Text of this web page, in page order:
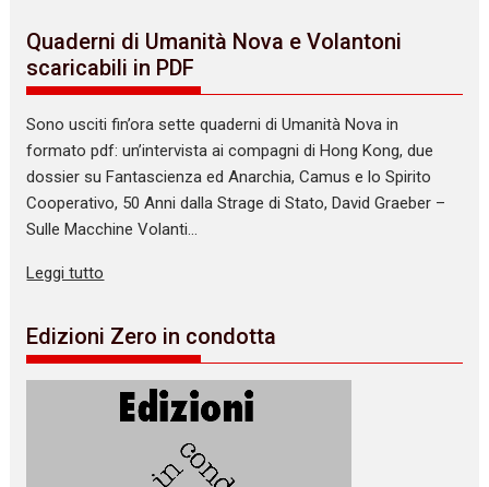
Quaderni di Umanità Nova e Volantoni
scaricabili in PDF
Sono usciti fin’ora sette quaderni di Umanità Nova in
formato pdf: un’intervista ai compagni di Hong Kong, due
dossier su Fantascienza ed Anarchia, Camus e lo Spirito
Cooperativo, 50 Anni dalla Strage di Stato, David Graeber –
Sulle Macchine Volanti…
Leggi tutto
Edizioni Zero in condotta